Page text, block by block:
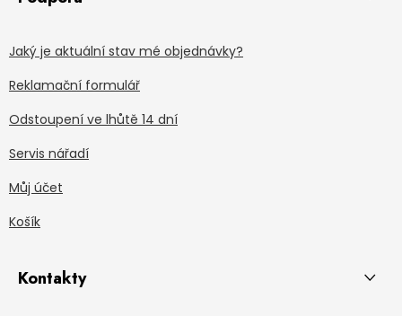
Jaký je aktuální stav mé objednávky?
Reklamační formulář
Odstoupení ve lhůtě 14 dní
Servis nářadí
Můj účet
Košík
Kontakty